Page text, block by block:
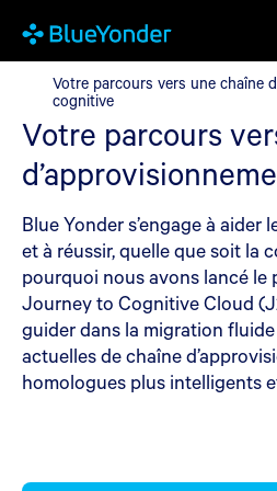
Votre parcours vers une chaîne
Votre parcours vers une chaîne
cognitive
Votre parcours
Blue Yonder s’engage à aider
et à réussir, quelle que soit la
pourquoi nous avons lancé le
Journey to Cognitive Cloud
guider dans la migration
actuelles de chaîne
homologues plus intelligents